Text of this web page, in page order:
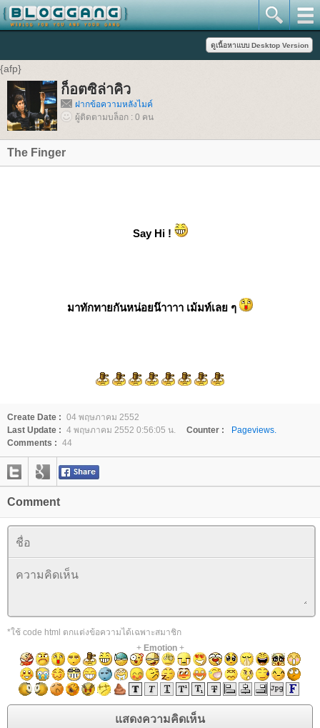
{afp}
ก็อตซิล่าคิว
ฝากข้อความหลังไมค์
ผู้ติดตามบล็อก : 0 คน
The Finger
Say Hi !
มาทักทายกันหน่อยน๊าาาา เม้มท์เลย ๆ
Create Date : 04 พฤษภาคม 2552
Last Update : 4 พฤษภาคม 2552 0:56:05 น. Counter :
Pageviews.
Comments : 44
Comment
*ใช้ code html ตกแต่งข้อความได้เฉพาะสมาชิก
+ Emotion+